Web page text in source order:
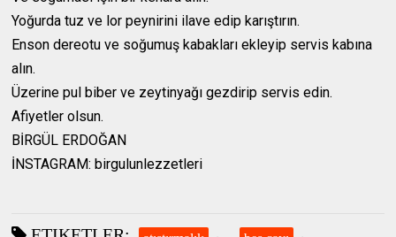
Yoğurda tuz ve lor peynirini ilave edip karıştırın.
Enson dereotu ve soğumuş kabakları ekleyip servis kabına
alın.
Üzerine pul biber ve zeytinyağı gezdirip servis edin.
Afiyetler olsun.
BİRGÜL ERDOĞAN
İNSTAGRAM: birgulunlezzetleri